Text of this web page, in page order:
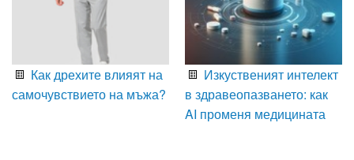
Как дрехите влияят на
самочувствието на мъжа?
Изкуственият интелект
в здравеопазването: как
AI променя медицината